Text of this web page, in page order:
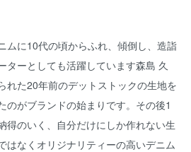
ムに10代の頃からふれ、傾倒し、造詣
ターとしても活躍しています森島 久
れた20年前のデットストックの生地を
のがブランドの始まりです。その後1
得のいく、自分だけにしか作れない生
はなくオリジナリティーの高いデニム